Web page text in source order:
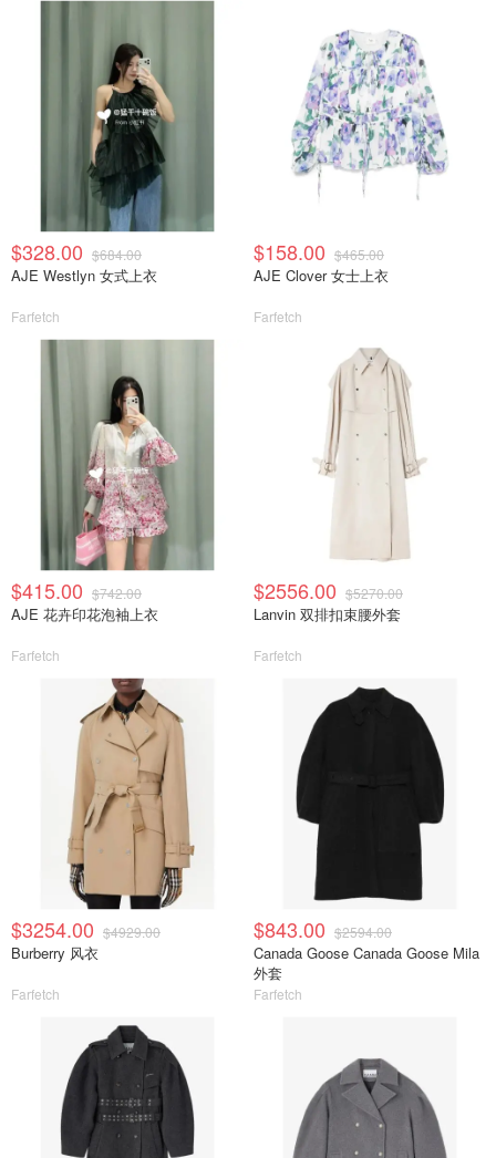
$328.00 $684.00
AJE Westlyn 女式上衣
Farfetch
$158.00 $465.00
AJE Clover 女士上衣
Farfetch
$415.00 $742.00
AJE 花卉印花泡袖上衣
Farfetch
$2556.00 $5270.00
Lanvin 双排扣束腰外套
Farfetch
$3254.00 $4929.00
Burberry 风衣
Farfetch
$843.00 $2594.00
Canada Goose Canada Goose Mila
外套
Farfetch